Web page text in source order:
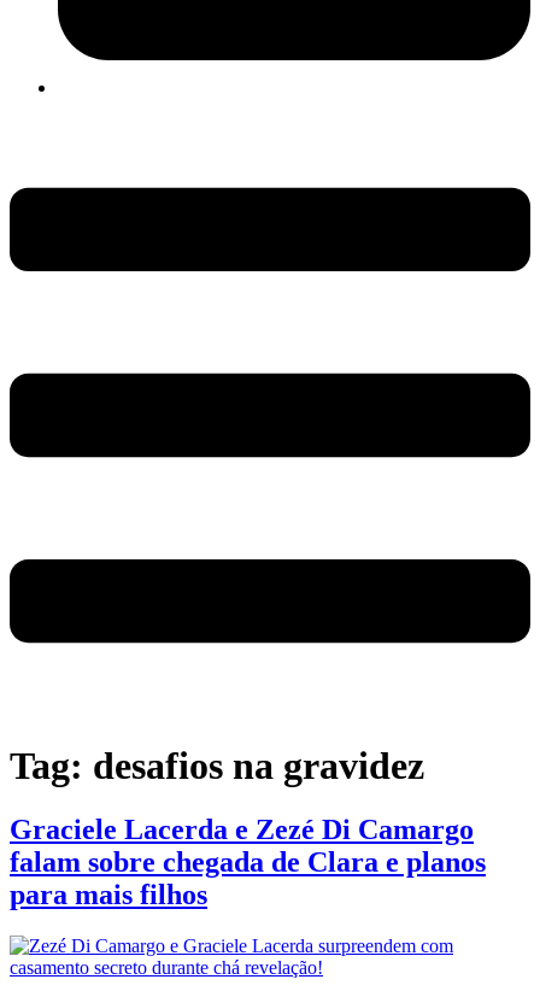
Tag: desafios na gravidez
Graciele Lacerda e Zezé Di Camargo
falam sobre chegada de Clara e planos
para mais filhos